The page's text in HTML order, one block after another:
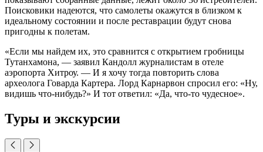
Поисковики надеются, что самолеты окажутся в близком к
идеальному состоянии и после реставрации будут снова
пригодны к полетам.
«Если мы найдем их, это сравнится с открытием гробницы
Тутанхамона, — заявил Кандолл журналистам в отеле
аэропорта Хитроу. — И я хочу тогда повторить слова
археолога Говарда Картера. Лорд Карнарвон спросил его: «Ну,
видишь что-нибудь?» И тот ответил: «Да, что-то чудесное».
Туры и экскурсии